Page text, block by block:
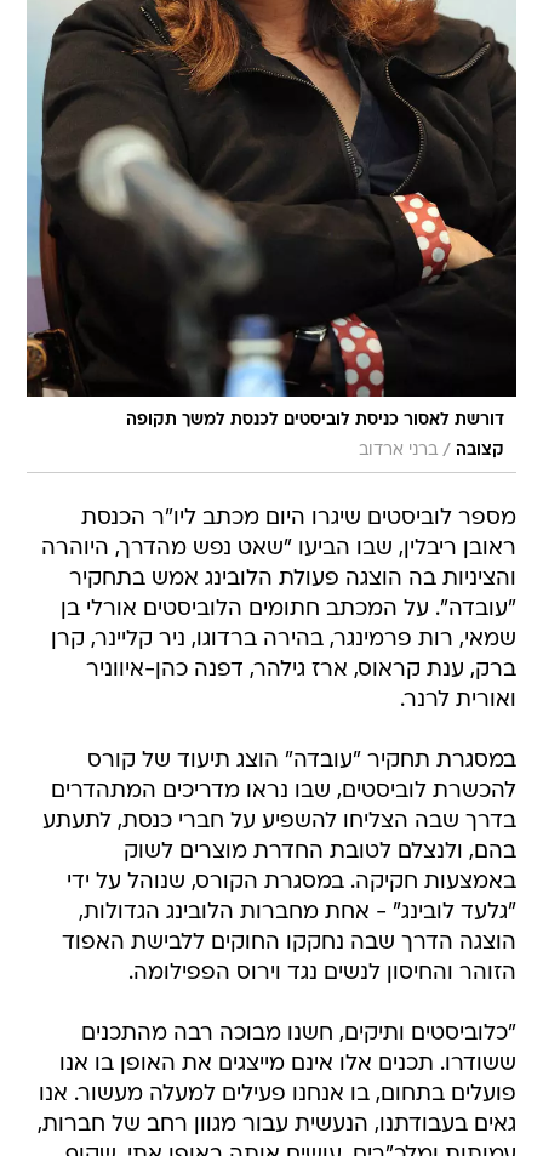
דורשת לאסור כניסת לוביסטים לכנסת למשך תקופה
קצובה / ברני ארדוב
מספר לוביסטים שיגרו היום מכתב ליו"ר הכנסת
ראובן ריבלין, שבו הביעו "שאט נפש מהדרך, היוהרה
והציניות בה הוצגה פעולת הלובינג אמש בתחקיר
"עובדה". על המכתב חתומים הלוביסטים אורלי בן
שמאי, רות פרמינגר, בהירה ברדוגו, ניר קליינר, קרן
ברק, ענת קראוס, ארז גילהר, דפנה כהן-איווניר
ואורית לרנר.
במסגרת תחקיר "עובדה" הוצג תיעוד של קורס
להכשרת לוביסטים, שבו נראו מדריכים המתהדרים
בדרך שבה הצליחו להשפיע על חברי כנסת, לתעתע
בהם, ולנצלם לטובת החדרת מוצרים לשוק
באמצעות חקיקה. במסגרת הקורס, שנוהל על ידי
"גלעד לובינג" - אחת מחברות הלובינג הגדולות,
הוצגה הדרך שבה נחקקו החוקים ללבישת האפוד
הזוהר והחיסון לנשים נגד וירוס הפפילומה.
"כלוביסטים ותיקים, חשנו מבוכה רבה מהתכנים
ששודרו. תכנים אלו אינם מייצגים את האופן בו אנו
פועלים בתחום, בו אנחנו פעילים למעלה מעשור. אנו
גאים בעבודתנו, הנעשית עבור מגוון רחב של חברות,